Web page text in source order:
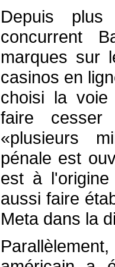
Depuis
concurrent
marques sur
casinos en
choisi la voie
faire
«plusieurs
pénale est
est à
aussi faire
Meta dans la